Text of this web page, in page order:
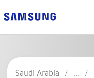
Saudi Arabia